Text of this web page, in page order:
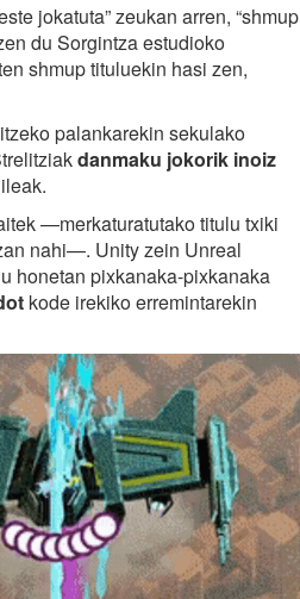
jokatuta” zeukan arren, “shmup
du Sorgintza estudioko
shmup tituluekin hasi zen,
palankarekin sekulako
danmaku jokorik inoiz
—merkaturatutako titulu txiki
nahi—. Unity zein Unreal
honetan pixkanaka-pixkanaka
kode irekiko erremintarekin